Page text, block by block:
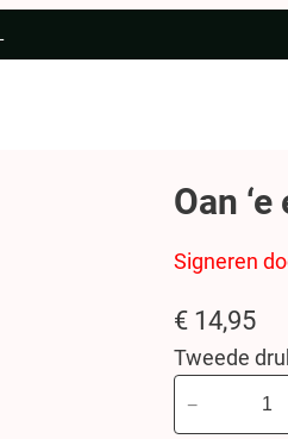
Oan
Signeren
€14,95
Tweede
a
−